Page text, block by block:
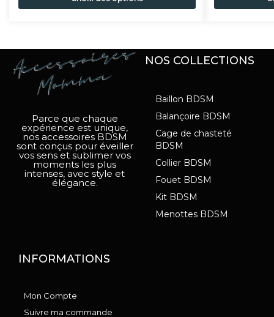
Parce que chaque
expérience est unique,
nos accessoires BDSM
sont conçus pour éveiller
vos sens et sublimer vos
moments les plus
intenses, avec style et
élégance.
NOS COLLECTIONS
Baillon BDSM
Balançoire BDSM
Cage de chasteté
BDSM
Collier BDSM
Fouet BDSM
Kit BDSM
Menottes BDSM
INFORMATIONS
Mon Compte
Suivre ma commande